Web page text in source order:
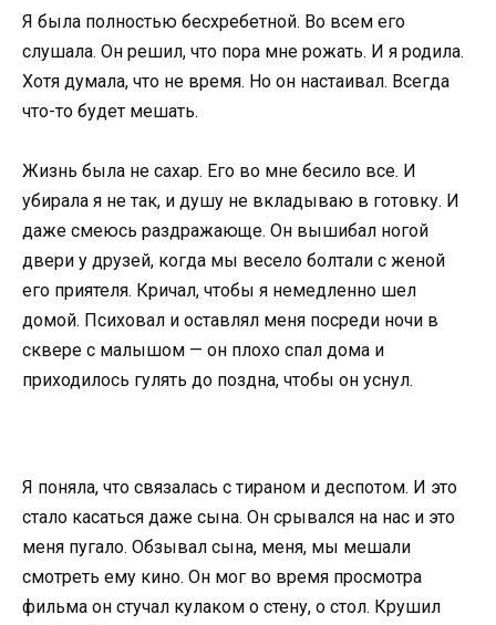
Я была полностью бесхребетной. Во всем его
слушала. Он решил, что пора мне рожать. И я родила.
Хотя думала, что не время. Но он настаивал. Всегда
что-то будет мешать.
Жизнь была не сахар. Его во мне бесило все. И
убирала я не так, и душу не вкладываю в готовку. И
даже смеюсь раздражающе. Он вышибал ногой
двери у друзей, когда мы весело болтали с женой
его приятеля. Кричал, чтобы я немедленно шел
домой. Психовал и оставлял меня посреди ночи в
сквере с малышом — он плохо спал дома и
приходилось гулять до поздна, чтобы он уснул.
Я поняла, что связалась с тираном и деспотом. И это
стало касаться даже сына. Он срывался на нас и это
меня пугало. Обзывал сына, меня, мы мешали
смотреть ему кино. Он мог во время просмотра
фильма он стучал кулаком о стену, о стол. Крушил